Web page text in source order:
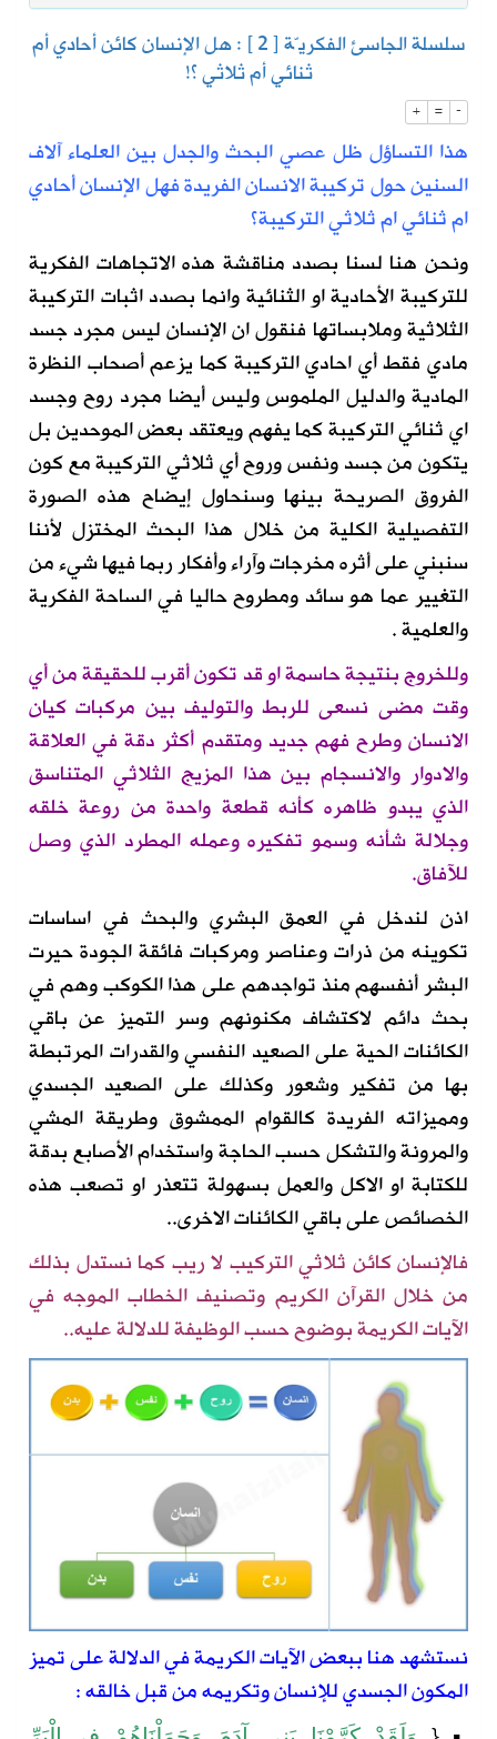
سلسلة الجاسئ الفكريّة [ 2 ] : هل الإنسان كائن أحادي أم
ثنائي أم ثلاثي ؟!
+ = -
هذا التساؤل ظل عصي البحث والجدل بين العلماء آلاف
السنينحولتركيبة الانسانالفريدة فهل الإنسانأحادي
ام ثنائي ام ثلاثيالتركيبة؟
ونحن هنا لسنا بصدد مناقشة هذه الاتجاهات الفكرية
للتركيبة الأحادية او الثنائية وانما بصدد اثبات التركيبة
الثلاثية وملابساتها فنقولانالإنسان ليس مجردجسد
مادي فقط أي احادي التركيبةكما يزعم أصحاب النظرة
الماديةوالدليل الملموسوليس أيضا مجرد روح وجسد
اي ثنائي التركيبةكما يفهم ويعتقد بعض الموحدينبل
يتكون من جسد ونفس وروح أي ثلاثي التركيبةمعكون
الفروق الصريحةبينها وسنحاول إيضاح هذه الصورة
التفصيليةالكلية منخلال هذا البحث المختزل لأننا
سنبني على أثرهمخرجاتوآراء وأفكار ربمافيها شيء من
التغيير عما هو سائد ومطروح حاليا في الساحة الفكرية
والعلمية.
وللخروج بنتيجة حاسمة اوقد تكون أقرب للحقيقة من أي
وقت مضى نسعى للربط والتوليف بين مركباتكيان
الانسان وطرح فهم جديد ومتقدم أكثر دقة في العلاقة
والادوار والانسجام بينهذا المزيجالثلاثي المتناسق
الذي يبدو ظاهره كأنه قطعة واحدة من روعة خلقه
وجلالة شأنه وسمو تفكيره وعمله المطرد الذي وصل
للآفاق.
اذن لندخل في العمق البشري والبحث في اساسات
تكوينه من ذراتوعناصر ومركبات فائقة الجودة حيرت
البشرأنفسهممنذ تواجدهم على هذا الكوكب وهم في
بحث دائم لاكتشاف مكنونهم وسر التميز عن باقي
الكائناتالحية على الصعيد النفسي والقدرات المرتبطة
بها من تفكير وشعور وكذلك على الصعيد الجسدي
ومميزاته الفريدة كالقوام الممشوق وطريقة المشي
والمرونة والتشكل حسب الحاجة واستخدام الأصابع بدقة
للكتابة او الاكل والعمل بسهولة تتعذر او تصعب هذه
الخصائصعلى باقي الكائنات الاخرى..
فالإنسان كائن ثلاثي التركيب لا ريب كما نستدل بذلك
من خلال القرآن الكريم وتصنيفالخطاب الموجه في
الآيات الكريمةبوضوح حسب الوظيفة للدلالة عليه..
نستشهد هنا ببعض الآيات الكريمة في الدلالة على تميز
المكون الجسديللإنسانوتكريمه من قبل خالقه :